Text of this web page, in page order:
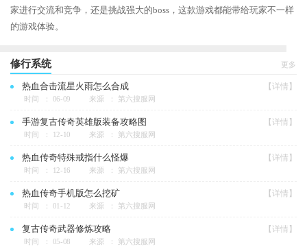
家进行交流和竞争，还是挑战强大的boss，这款游戏都能带给玩家不一样
的游戏体验。
修行系统 更多
热血合击流星火雨怎么合成 【详情】
时间 ： 06-09 来源 ： 第六搜服网
手游复古传奇英雄版装备攻略图 【详情】
时间 ： 12-10 来源 ： 第六搜服网
热血传奇特殊戒指什么怪爆 【详情】
时间 ： 12-16 来源 ： 第六搜服网
热血传奇手机版怎么挖矿 【详情】
时间 ： 01-12 来源 ： 第六搜服网
复古传奇武器修炼攻略 【详情】
时间 ： 05-08 来源 ： 第六搜服网